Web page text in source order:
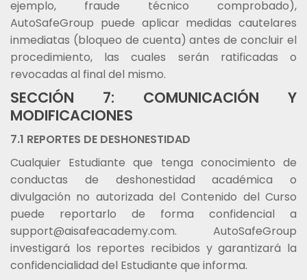
ejemplo, fraude técnico comprobado),
AutoSafeGroup puede aplicar medidas cautelares
inmediatas (bloqueo de cuenta) antes de concluir el
procedimiento, las cuales serán ratificadas o
revocadas al final del mismo.
SECCIÓN 7: COMUNICACIÓN Y
MODIFICACIONES
7.1 REPORTES DE DESHONESTIDAD
Cualquier Estudiante que tenga conocimiento de
conductas de deshonestidad académica o
divulgación no autorizada del Contenido del Curso
puede reportarlo de forma confidencial a
support@aisafeacademy.com. AutoSafeGroup
investigará los reportes recibidos y garantizará la
confidencialidad del Estudiante que informa.